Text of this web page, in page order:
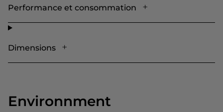
Performance et consommation
Dimensions
Environnment